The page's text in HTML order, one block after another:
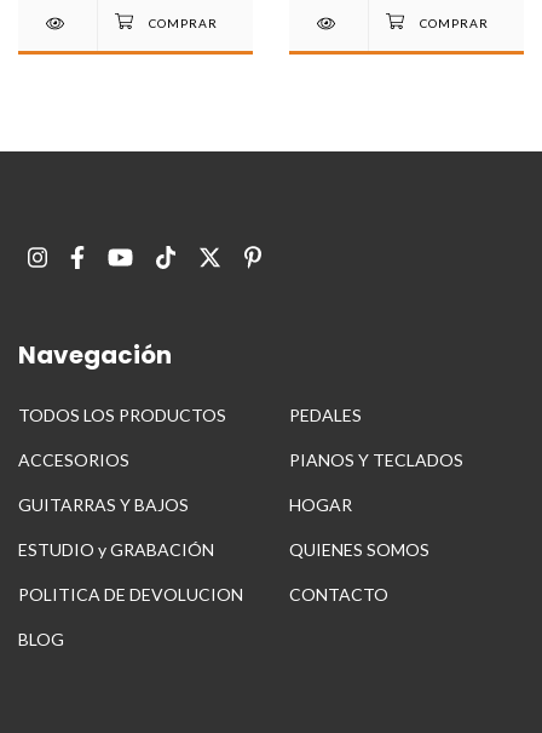
Navegación
TODOS LOS PRODUCTOS PEDALES
ACCESORIOS PIANOS Y TECLADOS
GUITARRAS Y BAJOS HOGAR
ESTUDIO y GRABACIÓN QUIENES SOMOS
POLITICA DE DEVOLUCION CONTACTO
BLOG